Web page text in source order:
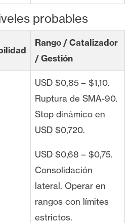
probables
Rango / Catalizador
/ Gestión
USD $0,85 – $1,10.
Ruptura de SMA-90.
Stop dinámico en
USD $0,720.
USD $0,68 – $0,75.
Consolidación
lateral. Operar en
rangos con límites
estrictos.